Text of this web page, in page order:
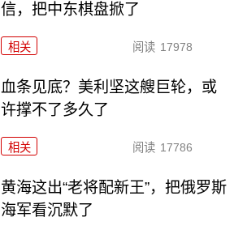
信，把中东棋盘掀了
相关 阅读 17978
血条见底？美利坚这艘巨轮，或
许撑不了多久了
相关 阅读 17786
黄海这出“老将配新王”，把俄罗斯
海军看沉默了